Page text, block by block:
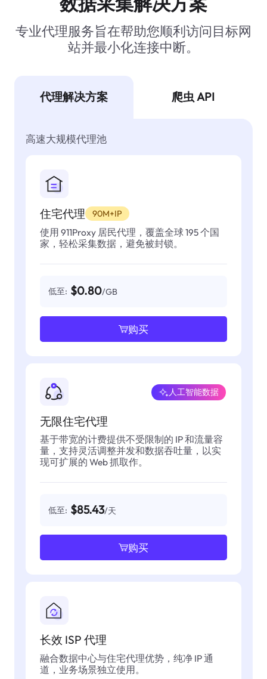
专业代理服务旨在帮助您顺利访问目标网
站并最小化连接中断。
代理解决方案 爬虫 API
高速大规模代理池
住宅代理 90M+IP
使用 911Proxy 居民代理，覆盖全球 195 个国
家，轻松采集数据，避免被封锁。
低至: $0.80/GB
购买
无限住宅代理
人工智能数据
基于带宽的计费提供不受限制的 IP 和流量容
量，支持灵活调整并发和数据吞吐量，以实
现可扩展的 Web 抓取作。
低至: $85.43/天
购买
长效 ISP 代理
融合数据中心与住宅代理优势，纯净 IP 通
道，业务场景独立使用。